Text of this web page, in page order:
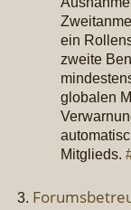
ein
zweite
globalen
Mitglieds.